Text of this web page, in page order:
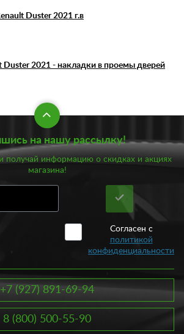
Duster 2021 г.в
Duster 2021 - накладки в проемы дверей
на нашу рассылку!
получай информацию о скидках и акциях
магазина!
Согласен с
политикой
конфиденциальности
+7 (927) 891-69-94
8 (800) 500-55-90